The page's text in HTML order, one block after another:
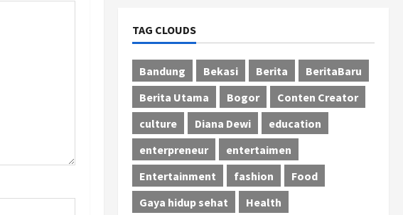
TAG CLOUDS
Bandung Bekasi Berita
BeritaBaru
Berita Utama
Bogor
Conten Creator
culture
Diana Dewi
education
enterpreneur
entertaimen
Entertainment
fashion
Food
Gaya hidup sehat
Health